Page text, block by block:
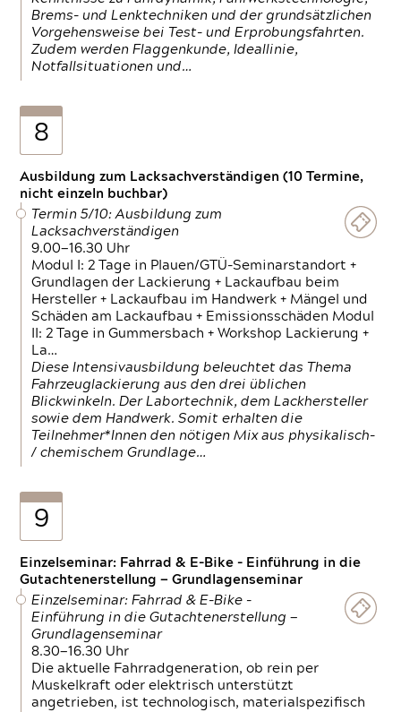
Brems- und Lenktechniken und der grundsätzlichen
Vorgehensweise bei Test- und Erprobungsfahrten.
Zudem werden Flaggenkunde, Ideallinie,
Notfallsituationen und…
8
Ausbildung zum Lacksachverständigen (10 Termine,
nicht einzeln buchbar)
Termin 5/10: Ausbildung zum
Lacksachverständigen
9.00—16.30 Uhr
Modul I: 2 Tage in Plauen/GTÜ-Seminarstandort +
Grundlagen der Lackierung + Lackaufbau beim
Hersteller + Lackaufbau im Handwerk + Mängel und
Schäden am Lackaufbau + Emissionsschäden Modul
II: 2 Tage in Gummersbach + Workshop Lackierung +
La…
Diese Intensivausbildung beleuchtet das Thema
Fahrzeuglackierung aus den drei üblichen
Blickwinkeln. Der Labortechnik, dem Lackhersteller
sowie dem Handwerk. Somit erhalten die
Teilnehmer*Innen den nötigen Mix aus physikalisch-
/ chemischem Grundlage…
9
Einzelseminar: Fahrrad & E-Bike - Einführung in die
Gutachtenerstellung — Grundlagenseminar
Einzelseminar: Fahrrad & E-Bike -
Einführung in die Gutachtenerstellung —
Grundlagenseminar
8.30—16.30 Uhr
Die aktuelle Fahrradgeneration, ob rein per
Muskelkraft oder elektrisch unterstützt
angetrieben, ist technologisch, materialspezifisch